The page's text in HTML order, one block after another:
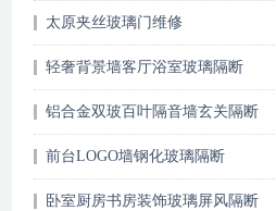
太原夹丝玻璃门维修
轻奢背景墙客厅浴室玻璃隔断
铝合金双玻百叶隔音墙玄关隔断
前台LOGO墙钢化玻璃隔断
卧室厨房书房装饰玻璃屏风隔断